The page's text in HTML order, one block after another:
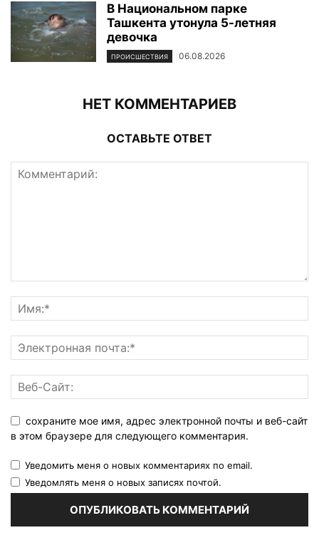
В Национальном парке
Ташкента утонула 5-летняя
девочка
ПРОИСШЕСТВИЯ 06.08.2026
НЕТ КОММЕНТАРИЕВ
ОСТАВЬТЕ ОТВЕТ
сохраните мое имя, адрес электронной почты и веб-сайт
в этом браузере для следующего комментария.
Уведомить меня о новых комментариях по email.
Уведомлять меня о новых записях почтой.